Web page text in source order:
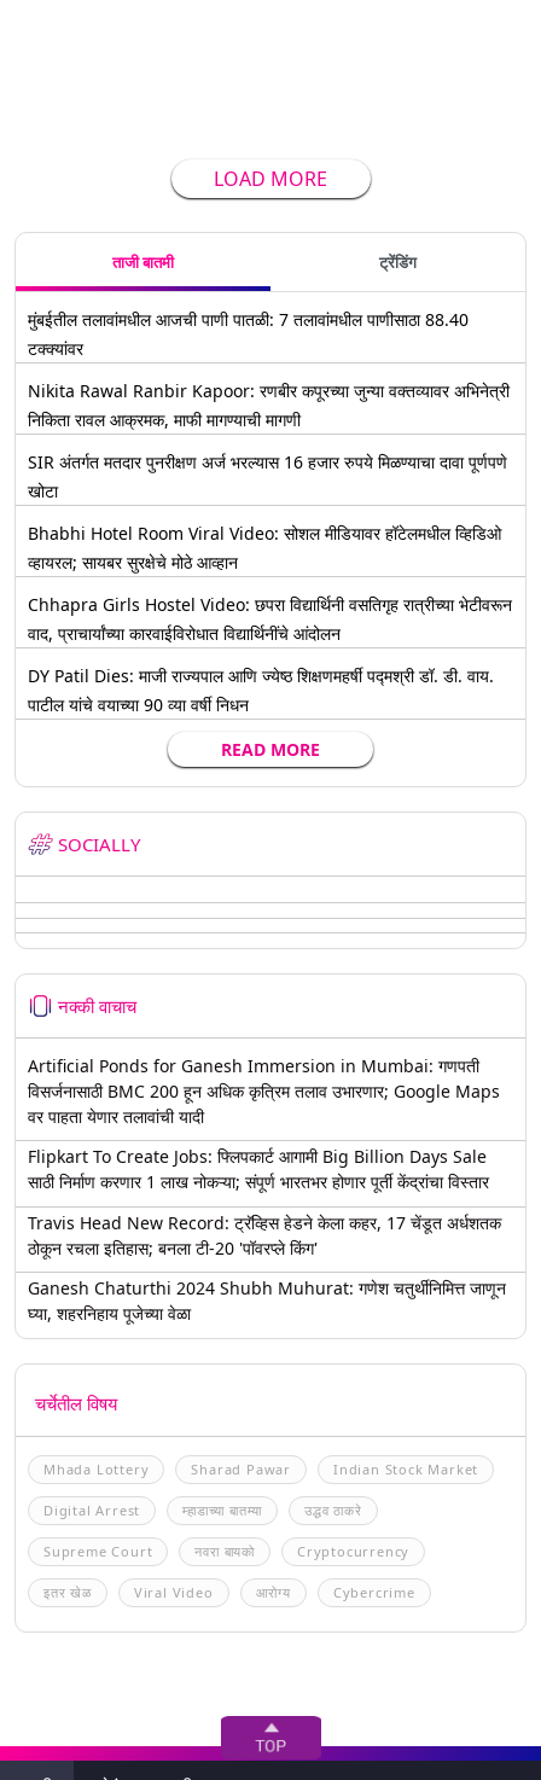
LOAD MORE
ताजी बातमी ट्रेंडिंग
मुंबईतील तलावांमधील आजची पाणी पातळी: 7 तलावांमधील पाणीसाठा 88.40
टक्क्यांवर
Nikita Rawal Ranbir Kapoor: रणबीर कपूरच्या जुन्या वक्तव्यावर अभिनेत्री
निकिता रावल आक्रमक, माफी मागण्याची मागणी
SIR अंतर्गत मतदार पुनरीक्षण अर्ज भरल्यास 16 हजार रुपये मिळण्याचा दावा पूर्णपणे
खोटा
Bhabhi Hotel Room Viral Video: सोशल मीडियावर हॉटेलमधील व्हिडिओ
व्हायरल; सायबर सुरक्षेचे मोठे आव्हान
Chhapra Girls Hostel Video: छपरा विद्यार्थिनी वसतिगृह रात्रीच्या भेटीवरून
वाद, प्राचार्यांच्या कारवाईविरोधात विद्यार्थिनींचे आंदोलन
DY Patil Dies: माजी राज्यपाल आणि ज्येष्ठ शिक्षणमहर्षी पद्मश्री डॉ. डी. वाय.
पाटील यांचे वयाच्या 90 व्या वर्षी निधन
READ MORE
SOCIALLY
नक्की वाचाच
Artificial Ponds for Ganesh Immersion in Mumbai: गणपती
विसर्जनासाठी BMC 200 हून अधिक कृत्रिम तलाव उभारणार; Google Maps
वर पाहता येणार तलावांची यादी
Flipkart To Create Jobs: फ्लिपकार्ट आगामी Big Billion Days Sale
साठी निर्माण करणार 1 लाख नोकऱ्या; संपूर्ण भारतभर होणार पूर्ती केंद्रांचा विस्तार
Travis Head New Record: ट्रॅव्हिस हेडने केला कहर, 17 चेंडूत अर्धशतक
ठोकून रचला इतिहास; बनला टी-20 'पॉवरप्ले किंग'
Ganesh Chaturthi 2024 Shubh Muhurat: गणेश चतुर्थीनिमित्त जाणून
घ्या, शहरनिहाय पूजेच्या वेळा
चर्चेतील विषय
Mhada Lottery Sharad Pawar Indian Stock Market
Digital Arrest म्हाडाच्या बातम्या उद्धव ठाकरे
Supreme Court नवरा बायको Cryptocurrency
इतर खेळ Viral Video आरोग्य Cybercrime